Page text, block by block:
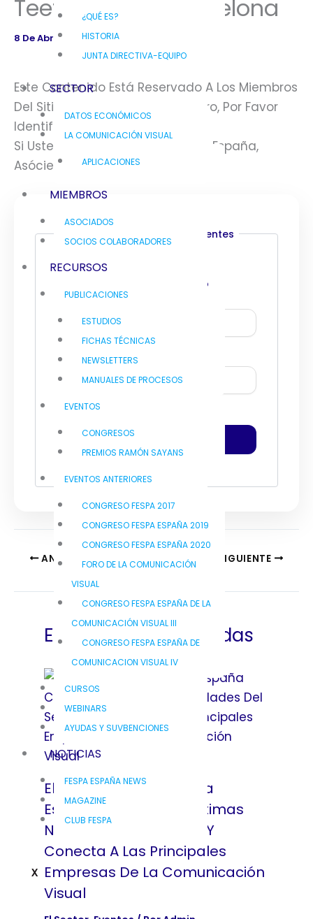
¿QUÉ ES?
HISTORIA
JUNTA DIRECTIVA-EQUIPO
SECTOR
DATOS ECONÓMICOS
LA COMUNICACIÓN VISUAL
APLICACIONES
MIEMBROS
ASOCIADOS
SOCIOS COLABORADORES
RECURSOS
PUBLICACIONES
ESTUDIOS
FICHAS TÉCNICAS
NEWSLETTERS
MANUALES DE PROCESOS
EVENTOS
CONGRESOS
PREMIOS RAMÓN SAYANS
EVENTOS ANTERIORES
CONGRESO FESPA 2017
CONGRESO FESPA ESPAÑA 2019
CONGRESO FESPA ESPAÑA 2020
FORO DE LA COMUNICACIÓN
VISUAL
CONGRESO FESPA ESPAÑA DE LA
COMUNICACIÓN VISUAL III
CONGRESO FESPA ESPAÑA DE
COMUNICACION VISUAL IV
CURSOS
WEBINARS
AYUDAS Y SUVBENCIONES
NOTICIAS
FESPA ESPAÑA NEWS
MAGAZINE
CLUB FESPA
X
Teefactory En Barcelona
8 De Abril De 2022
Este Contenido Está Reservado A Los Miembros
Del Sitio Web. Si Usted Es Miembro, Por Favor
Identifíquese.
Si Usted No Es Miembro De FESPA España,
Asóciese
Aquí.
Acceso De Usuarios Existentes
Nombre De Usuario O Correo
Electrónico
Contraseña
ANTERIOR SIGUIENTE
Entradas Relacionadas
El III Congreso De Fespa
España Clarifica Las Últimas
Novedades Del Sector Y
Conecta A Las Principales
Empresas De La Comunicación
Visual